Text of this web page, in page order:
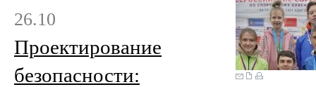
26.10
Проектирование
безопасности: